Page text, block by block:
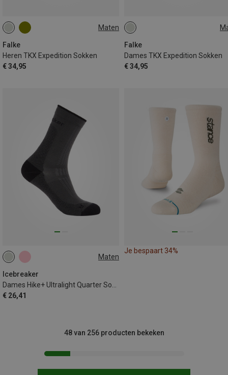
Maten
Falke
Heren TKX Expedition Sokken
€ 34,95
39|40|41
46|47|48
Falke
Dames TKX Expedition Sokken
€ 34,95
35|36
41|42
Maten
Icebreaker
Dames Hike+ Ultralight Quarter Sokken
€ 26,41
35|36|37
Je bespaart 34%
48 van 256 producten bekeken